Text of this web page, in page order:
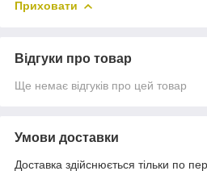
Приховати
Відгуки про товар
Ще немає відгуків про цей товар
Умови доставки
Доставка здійснюється тільки по